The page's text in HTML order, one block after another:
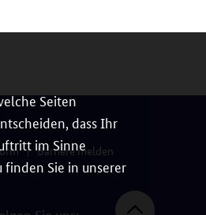
Seiten
dass Ihr
im Sinne
Sie in unserer
Barriere melden